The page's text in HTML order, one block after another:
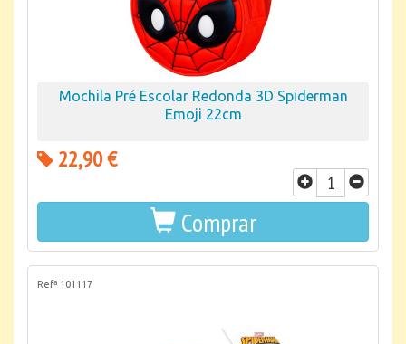
Mochila Pré Escolar Redonda 3D Spiderman
Emoji 22cm
22,90 €
Comprar
Refª 101117